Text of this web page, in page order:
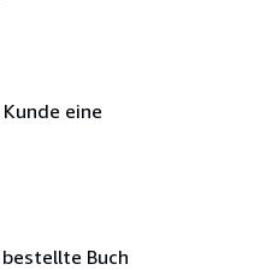
eine
Buch